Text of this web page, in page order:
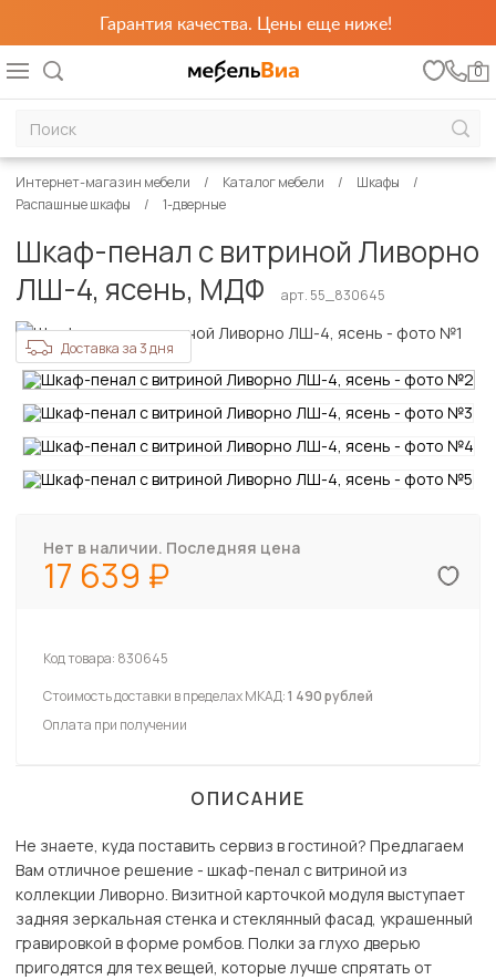
Гарантия качества. Цены еще ниже!
0
Интернет-магазин мебели Каталог мебели
Шкафы
Распашные шкафы
1-дверные
Шкаф-пенал с витриной Ливорно
ЛШ-4, ясень, МДФ
арт. 55_830645
Доставка за 3 дня
Нет в наличии. Последняя цена
17 639
Код товара: 830645
Стоимость доставки в пределах МКАД:1 490 рублей
Оплата при получении
ОПИСАНИЕ
Не знаете, куда поставить сервиз в гостиной? Предлагаем
Вам отличное решение - шкаф-пенал с витриной из
коллекции Ливорно. Визитной карточкой модуля выступает
задняя зеркальная стенка и стеклянный фасад, украшенный
гравировкой в форме ромбов. Полки за глухо дверью
пригодятся для тех вещей, которые лучше спрятать от